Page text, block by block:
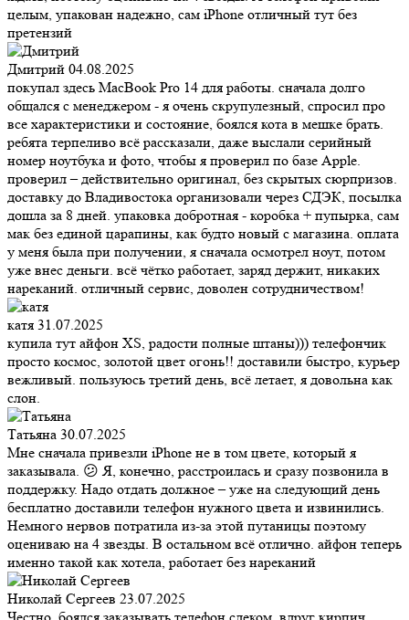
целым, упакован надежно, сам iPhone отличный тут без
претензий
Дмитрий 04.08.2025
покупал здесь MacBook Pro 14 для работы. сначала долго
общался с менеджером - я очень скрупулезный, спросил про
все характеристики и состояние, боялся кота в мешке брать.
ребята терпеливо всё рассказали, даже выслали серийный
номер ноутбука и фото, чтобы я проверил по базе Apple.
проверил – действительно оригинал, без скрытых сюрпризов.
доставку до Владивостока организовали через СДЭК, посылка
дошла за 8 дней. упаковка добротная - коробка + пупырка, сам
мак без единой царапины, как будто новый с магазина. оплата
у меня была при получении, я сначала осмотрел ноут, потом
уже внес деньги. всё чётко работает, заряд держит, никаких
нареканий. отличный сервис, доволен сотрудничеством!
катя 31.07.2025
купила тут айфон XS, радости полные штаны))) телефончик
просто космос, золотой цвет огонь!! доставили быстро, курьер
вежливый. пользуюсь третий день, всё летает, я довольна как
слон.
Татьяна 30.07.2025
Мне сначала привезли iPhone не в том цвете, который я
заказывала. 😕 Я, конечно, расстроилась и сразу позвонила в
поддержку. Надо отдать должное – уже на следующий день
бесплатно доставили телефон нужного цвета и извинились.
Немного нервов потратила из-за этой путаницы поэтому
оцениваю на 4 звезды. В остальном всё отлично. айфон теперь
именно такой как хотела, работает без нареканий
Николай Сергеев 23.07.2025